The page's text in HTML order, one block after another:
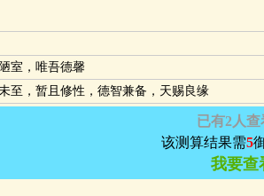
室，唯吾德馨
至，暂且修性，德智兼备，天赐良缘
已有2人查
该测算结果需5
我要查